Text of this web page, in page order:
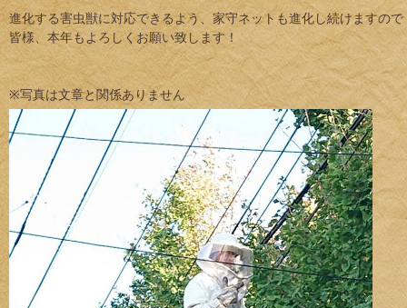
進化する害虫獣に対応できるよう、家守ネットも進化し続けますので
皆様、本年もよろしくお願い致します！
※写真は文章と関係ありません